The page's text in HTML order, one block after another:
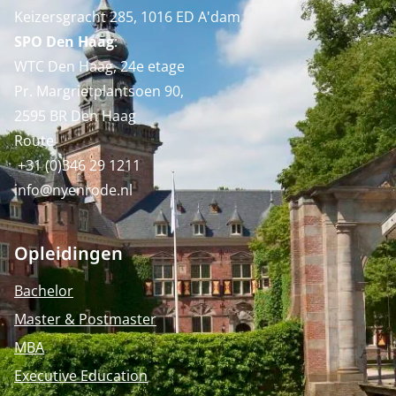
Keizersgracht 285, 1016 ED A'dam
SPO Den Haag:
WTC Den Haag, 24e etage
Pr. Margrietplantsoen 90,
2595 BR Den Haag
Route
+31 (0)346 29 1211
info@nyenrode.nl
Opleidingen
Bachelor
Master & Postmaster
MBA
Executive Education